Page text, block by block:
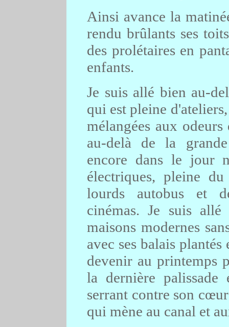
Ainsi avance la
rendu brûlants ses
des prolétaires en
enfants.
Je suis allé bien au-
qui est pleine
mélangées aux
au-delà de la
encore dans le jour
électriques, pleine
lourds autobus et
cinémas. Je suis
maisons modernes
avec ses balais
devenir au printemps
la dernière
serrant contre son
qui mène au canal et